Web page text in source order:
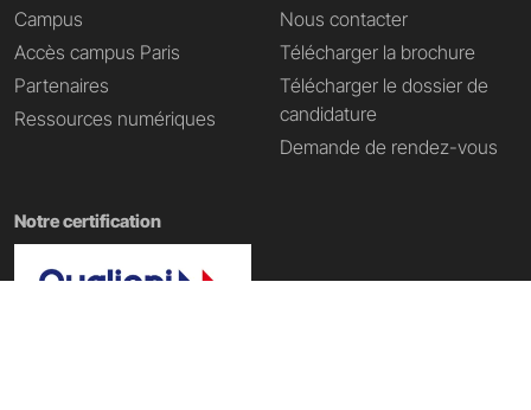
Campus
Accès campus Paris
Partenaires
Ressources numériques
Nous contacter
Télécharger la brochure
Télécharger le dossier de
candidature
Demande de rendez-vous
Notre certification